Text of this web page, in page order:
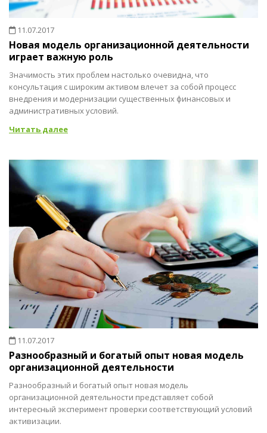
11.07.2017
Новая модель организационной деятельности
играет важную роль
Значимость этих проблем настолько очевидна, что
консультация с широким активом влечет за собой процесс
внедрения и модернизации существенных финансовых и
административных условий.
Читать далее
11.07.2017
Разнообразный и богатый опыт новая модель
организационной деятельности
Разнообразный и богатый опыт новая модель
организационной деятельности представляет собой
интересный эксперимент проверки соответствующий условий
активизации.